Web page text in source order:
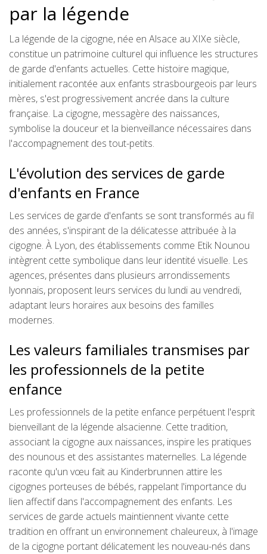
par la légende
La légende de la cigogne, née en Alsace au XIXe siècle,
constitue un patrimoine culturel qui influence les structures
de garde d'enfants actuelles. Cette histoire magique,
initialement racontée aux enfants strasbourgeois par leurs
mères, s'est progressivement ancrée dans la culture
française. La cigogne, messagère des naissances,
symbolise la douceur et la bienveillance nécessaires dans
l'accompagnement des tout-petits.
L'évolution des services de garde
d'enfants en France
Les services de garde d'enfants se sont transformés au fil
des années, s'inspirant de la délicatesse attribuée à la
cigogne. À Lyon, des établissements comme Etik Nounou
intègrent cette symbolique dans leur identité visuelle. Les
agences, présentes dans plusieurs arrondissements
lyonnais, proposent leurs services du lundi au vendredi,
adaptant leurs horaires aux besoins des familles
modernes.
Les valeurs familiales transmises par
les professionnels de la petite
enfance
Les professionnels de la petite enfance perpétuent l'esprit
bienveillant de la légende alsacienne. Cette tradition,
associant la cigogne aux naissances, inspire les pratiques
des nounous et des assistantes maternelles. La légende
raconte qu'un vœu fait au Kinderbrunnen attire les
cigognes porteuses de bébés, rappelant l'importance du
lien affectif dans l'accompagnement des enfants. Les
services de garde actuels maintiennent vivante cette
tradition en offrant un environnement chaleureux, à l'image
de la cigogne portant délicatement les nouveau-nés dans